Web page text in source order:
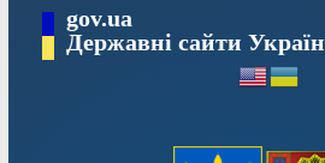
вмісту
gov.ua
Державні сайти